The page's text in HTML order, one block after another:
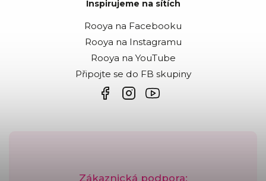
Zákaznická podpora:
Inspirujeme na sítích
Rooya na Facebooku
Rooya na Instagramu
Rooya na YouTube
Připojte se do FB skupiny